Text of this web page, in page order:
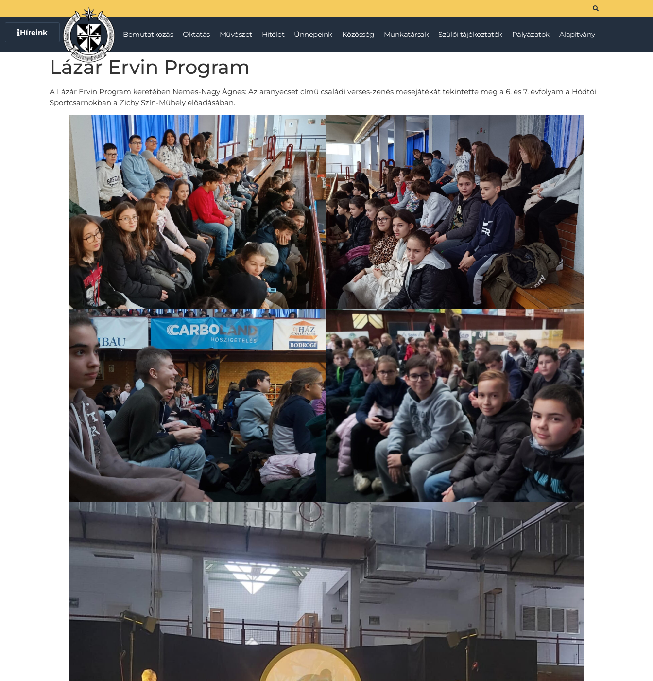
Híreink Bemutatkozás Oktatás Művészet Hitélet Ünnepeink Közösség Munkatársak Szülői tájékoztatók Pályázatok Alapítvány
Lázár Ervin Program
A Lázár Ervin Program keretében Nemes-Nagy Ágnes: Az aranyecset című családi verses-zenés mesejátékát tekintette meg a 6. és 7. évfolyam a Hódtói
Sportcsarnokban a Zichy Szín-Műhely előadásában.